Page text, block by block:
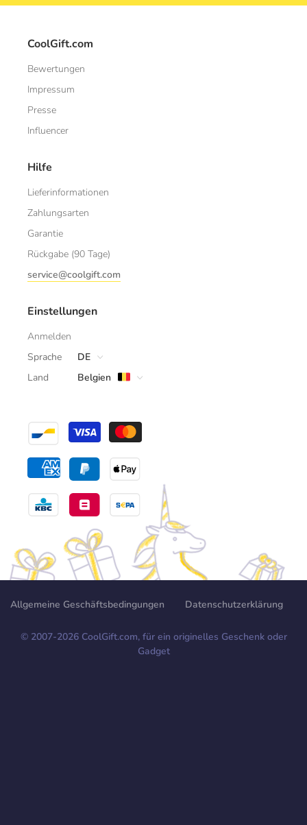
CoolGift.com
Bewertungen
Impressum
Presse
Influencer
Hilfe
Lieferinformationen
Zahlungsarten
Garantie
Rückgabe (90 Tage)
service@coolgift.com
Einstellungen
Anmelden
Sprache
DE
Land
Belgien
Allgemeine Geschäftsbedingungen Datenschutzerklärung
© 2007-2026CoolGift.com, für ein originelles Geschenk oder
Gadget